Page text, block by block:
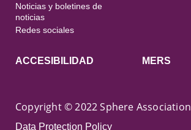
Noticias y boletines de
noticias
Redes sociales
ACCESIBILIDAD MERS
Copyright © 2022 Sphere Association
Data Protection Policy